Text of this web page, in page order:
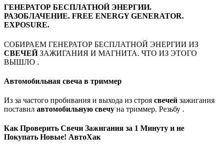
ГЕНЕРАТОР БЕСПЛАТНОЙ ЭНЕРГИИ.
РАЗОБЛАЧЕНИЕ. FREE ENERGY GENERATOR.
EXPOSURE.
СОБИРАЕМ ГЕНЕРАТОР БЕСПЛАТНОЙ ЭНЕРГИИ ИЗ
СВЕЧЕЙЗАЖИГАНИЯ И МАГНИТА. ЧТО ИЗ ЭТОГО
ВЫШЛО .
Автомобильная свеча в триммер
Из за частого пробивания и выхода из строя свечей зажигания
поставил автомобильную свечу на триммер. Резьбу .
Как Проверить Свечи Зажигания за 1 Минуту и не
Покупать Новые! АвтоХак